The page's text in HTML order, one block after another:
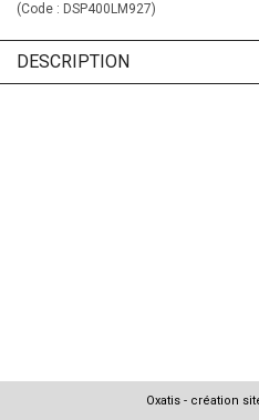
(Code : DSP400LM927)
DESCRIPTION
Oxatis - création